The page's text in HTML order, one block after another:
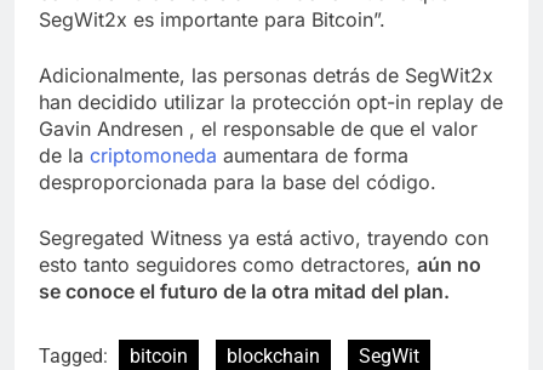
SegWit2x es importante para Bitcoin”.
Adicionalmente, las personas detrás de SegWit2x
han decidido utilizar la protección opt-in replay de
Gavin Andresen , el responsable de que el valor
de la criptomoneda aumentara de forma
desproporcionada para la base del código.
Segregated Witness ya está activo, trayendo con
esto tanto seguidores como detractores, aún no
se conoce el futuro de la otra mitad del plan.
Tagged: bitcoin blockchain SegWit